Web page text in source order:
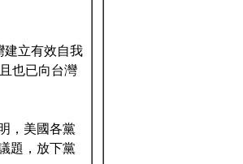
建立有效自我
也已向台灣
，美國各黨
題，放下黨